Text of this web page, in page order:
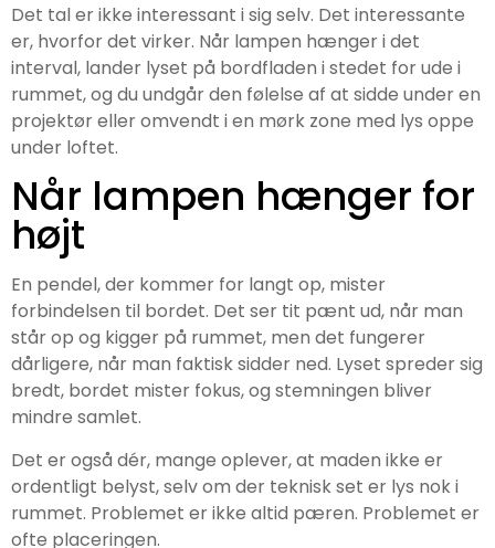
Det tal er ikke interessant i sig selv. Det interessante
er, hvorfor det virker. Når lampen hænger i det
interval, lander lyset på bordfladen i stedet for ude i
rummet, og du undgår den følelse af at sidde under en
projektør eller omvendt i en mørk zone med lys oppe
under loftet.
Når lampen hænger for
højt
En pendel, der kommer for langt op, mister
forbindelsen til bordet. Det ser tit pænt ud, når man
står op og kigger på rummet, men det fungerer
dårligere, når man faktisk sidder ned. Lyset spreder sig
bredt, bordet mister fokus, og stemningen bliver
mindre samlet.
Det er også dér, mange oplever, at maden ikke er
ordentligt belyst, selv om der teknisk set er lys nok i
rummet. Problemet er ikke altid pæren. Problemet er
ofte placeringen.